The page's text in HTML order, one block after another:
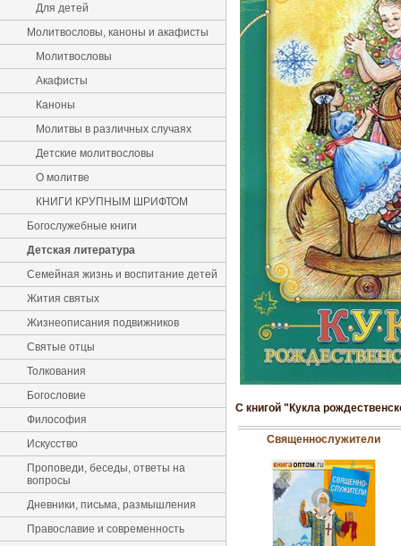
Для детей
Молитвословы, каноны и акафисты
Молитвословы
Акафисты
Каноны
Молитвы в различных случаях
Детские молитвословы
О молитве
КНИГИ КРУПНЫМ ШРИФТОМ
Богослужебные книги
Детская литература
Семейная жизнь и воспитание детей
Жития святых
Жизнеописания подвижников
Святые отцы
Толкования
Богословие
Философия
Искусство
Проповеди, беседы, ответы на
вопросы
Дневники, письма, размышления
Православие и современность
С книгой "Кукла
Священнослужители